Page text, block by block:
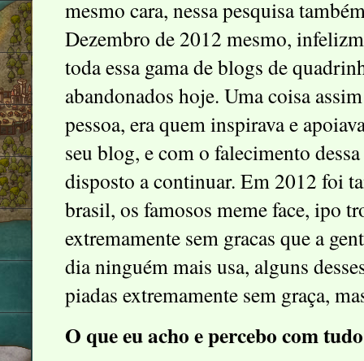
mesmo cara, nessa pesquisa
Dezembro de 2012 mesmo,
toda essa gama de blogs de
abandonados hoje. Uma coisa
pessoa, era quem inspirava e
seu blog, e com o falecimento
disposto a continuar. Em 2012 foi
brasil, os famosos meme face, ipo
extremamente sem gracas que a
dia ninguém mais usa, alguns
piadas extremamente sem graça,
O que eu acho e percebo com